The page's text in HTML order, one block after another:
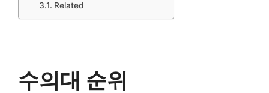
Related
수의대 순위